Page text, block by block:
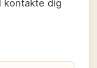
kontakte dig